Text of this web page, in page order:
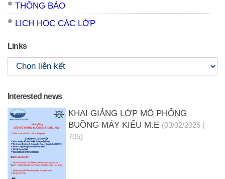
THÔNG BÁO
LỊCH HỌC CÁC LỚP
Links
Interested news
KHAI GIẢNG LỚP MÔ PHỎNG
BUỒNG MÁY KIỂU M.E (03/02/2026 |
705)